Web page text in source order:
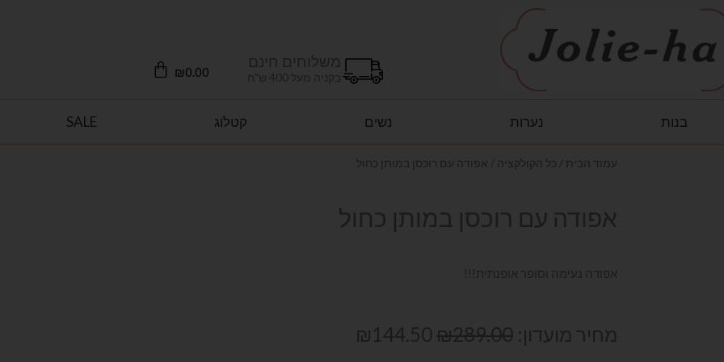
משלוחים חינם
בקניה מעל 400 ש"ח ₪0.00
עגלת
בנות נערות נשים קטלוג SALE
עמוד הבית / כל הקולקציה / אפודה עם רוכסן במותן כחול
אפודה עם רוכסן במותן כחול
אפודה נעימה וסופר אופנתית!!!
מחיר מועדון: ₪289.00
המחיר ₪144.50